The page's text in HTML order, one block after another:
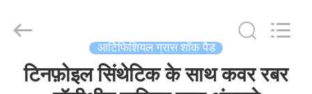
Copyright
आर्टिफिशियल ग्रास शॉक पैड
टिनफ़ोइल सिंथेटिक के साथ कवर रबर